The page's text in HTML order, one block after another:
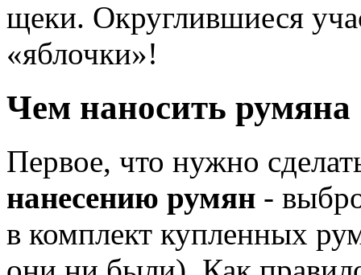
щеки. Округлившиеся
«яблочки»!
Чем наносить румяна
Первое, что нужно
нанесению румян -
в комплект купленных